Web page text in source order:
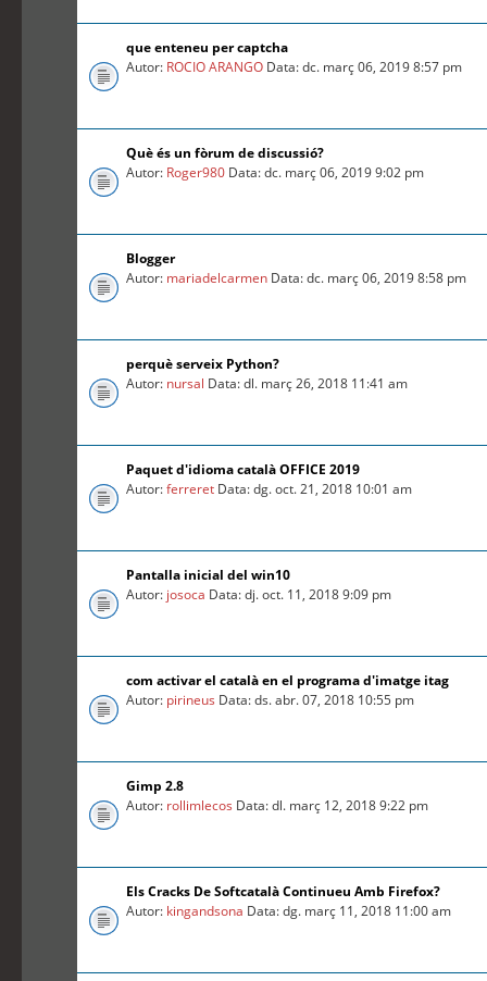
que enteneu per captcha
Autor: ROCIO ARANGO Data: dc. març 06, 2019 8:57 pm
Què és un fòrum de discussió?
Autor: Roger980 Data: dc. març 06, 2019 9:02 pm
Blogger
Autor: mariadelcarmen Data: dc. març 06, 2019 8:58 pm
perquè serveix Python?
Autor: nursal Data: dl. març 26, 2018 11:41 am
Paquet d'idioma català OFFICE 2019
Autor:ferreret Data: dg. oct. 21, 2018 10:01 am
Pantalla inicial del win10
Autor: josoca Data: dj. oct. 11, 2018 9:09 pm
com activar el català en el programa d'imatge itag
Autor: pirineus Data: ds. abr. 07, 2018 10:55 pm
Gimp 2.8
Autor: rollimlecos Data: dl. març 12, 2018 9:22 pm
Els Cracks De Softcatalà Continueu Amb Firefox?
Autor: kingandsona Data: dg. març 11, 2018 11:00 am